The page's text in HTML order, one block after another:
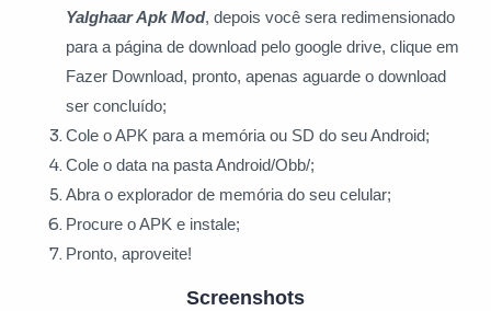
Yalghaar Apk Mod, depois você sera redimensionado
para a página de download pelo google drive, clique em
Fazer Download, pronto, apenas aguarde o download
ser concluído;
Cole o APK para a memória ou SD do seu Android;
Cole o data na pasta Android/Obb/;
Abra o explorador de memória do seu celular;
Procure o APK e instale;
Pronto, aproveite!
Screenshots